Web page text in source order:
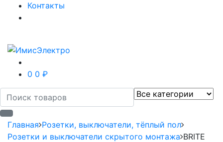
Контакты
0 0 ₽
Главная Розетки, выключатели, тёплый пол
Розетки и выключатели скрытого монтажа BRITE